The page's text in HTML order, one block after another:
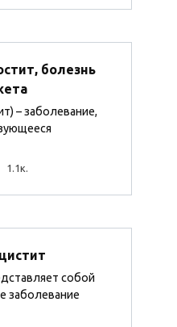
болезнь
– заболевание,
1.1к.
собой
заболевание